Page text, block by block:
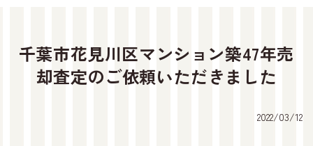
千葉市花見川区マンション築47年売
却査定のご依頼いただきました
2022/03/12